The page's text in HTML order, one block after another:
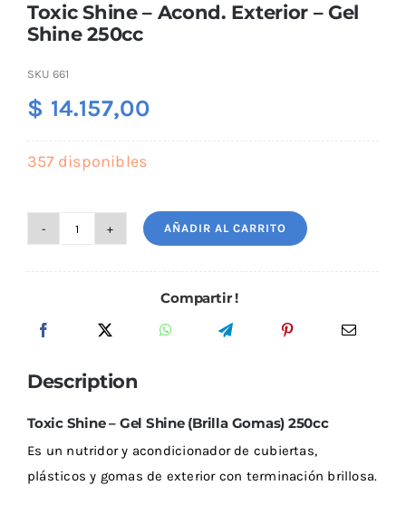
Marcas
Noticias
Toxic Shine – Acond. Exterior – Gel
Shine 250cc
SKU 661
$ 14.157,00
357 disponibles
Exterior
Gel
Shine
250cc
AÑADIR AL CARRITO
Compartir !
Description
Toxic Shine – Gel Shine (Brilla Gomas) 250cc
Es un nutridor y acondicionador de cubiertas,
plásticos y gomas de exterior con terminación brillosa.